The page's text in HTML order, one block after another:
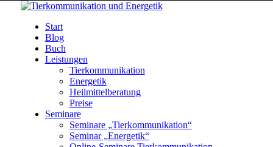
Start
Blog
Buch
Leistungen
Tierkommunikation
Energetik
Heilmittelberatung
Preise
Seminare
Seminare „Tierkommunikation“
Seminar „Energetik“